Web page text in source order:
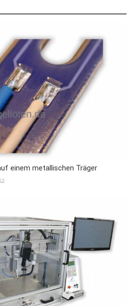
einem metallischen Träger